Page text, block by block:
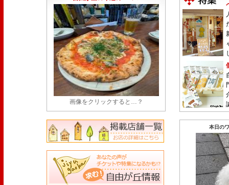
画像をクリックすると…？
本日の